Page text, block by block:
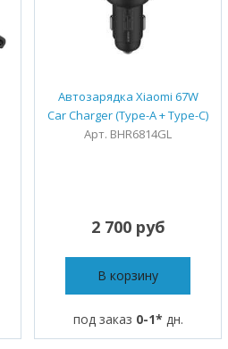
Автозарядка Xiaomi 67W
Car Charger (Type-A + Type-C)
Арт. BHR6814GL
2 700 руб
В корзину
под заказ 0-1* дн.